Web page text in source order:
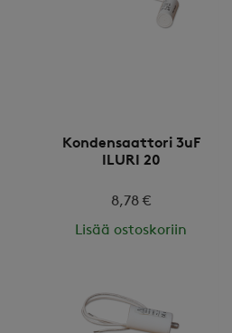
Kondensaattori 3uF
ILURI 20
8,78 €
Lisää ostoskoriin